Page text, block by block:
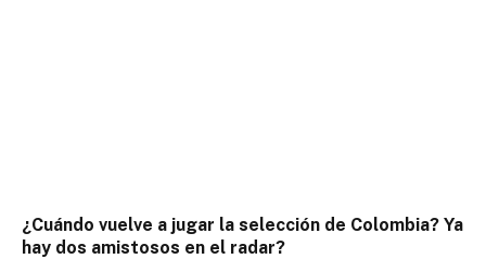
¿Cuándo vuelve a jugar la selección de Colombia? Ya
hay dos amistosos en el radar?